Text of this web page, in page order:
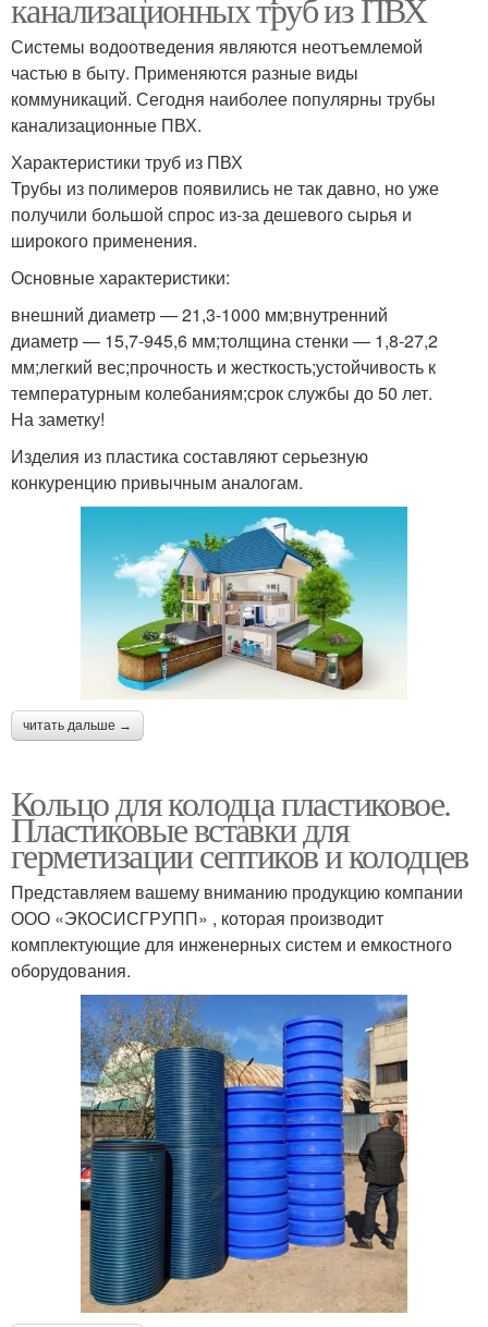
Системы водоотведения являются неотъемлемой
частью в быту. Применяются разные виды
коммуникаций. Сегодня наиболее популярны трубы
канализационные ПВХ.
Характеристики труб из ПВХ
Трубы из полимеров появились не так давно, но уже
получили большой спрос из-за дешевого сырья и
широкого применения.
Основные характеристики:
внешний диаметр — 21,3-1000 мм;внутренний
диаметр — 15,7-945,6 мм;толщина стенки — 1,8-27,2
мм;легкий вес;прочность и жесткость;устойчивость к
температурным колебаниям;срок службы до 50 лет.
На заметку!
Изделия из пластика составляют серьезную
конкуренцию привычным аналогам.
читать дальше →
Кольцо для колодца пластиковое.
Пластиковые вставки для
герметизации септиков и колодцев
Представляем вашему вниманию продукцию компании
ООО «ЭКОСИСГРУПП» , которая производит
комплектующие для инженерных систем и емкостного
оборудования.